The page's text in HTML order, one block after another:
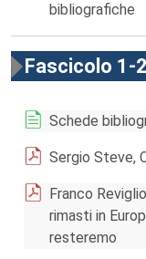
bibliografiche
Fascicolo 1-
Schede
Sergio Steve,
Franco
rimasti in
resteremo